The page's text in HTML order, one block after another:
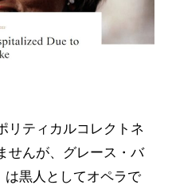
リティカルコレクトネ
せんが、グレース・バ
は黒人としてオペラで